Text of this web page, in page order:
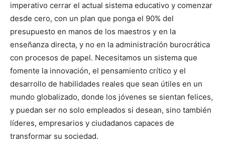
imperativo cerrar el actual sistema educativo y comenzar
desde cero, con un plan que ponga el 90% del
presupuesto en manos de los maestros y en la
enseñanza directa, y no en la administración burocrática
con procesos de papel. Necesitamos un sistema que
fomente la innovación, el pensamiento crítico y el
desarrollo de habilidades reales que sean útiles en un
mundo globalizado, donde los jóvenes se sientan felices,
y puedan ser no solo empleados si desean, sino también
líderes, empresarios y ciudadanos capaces de
transformar su sociedad.